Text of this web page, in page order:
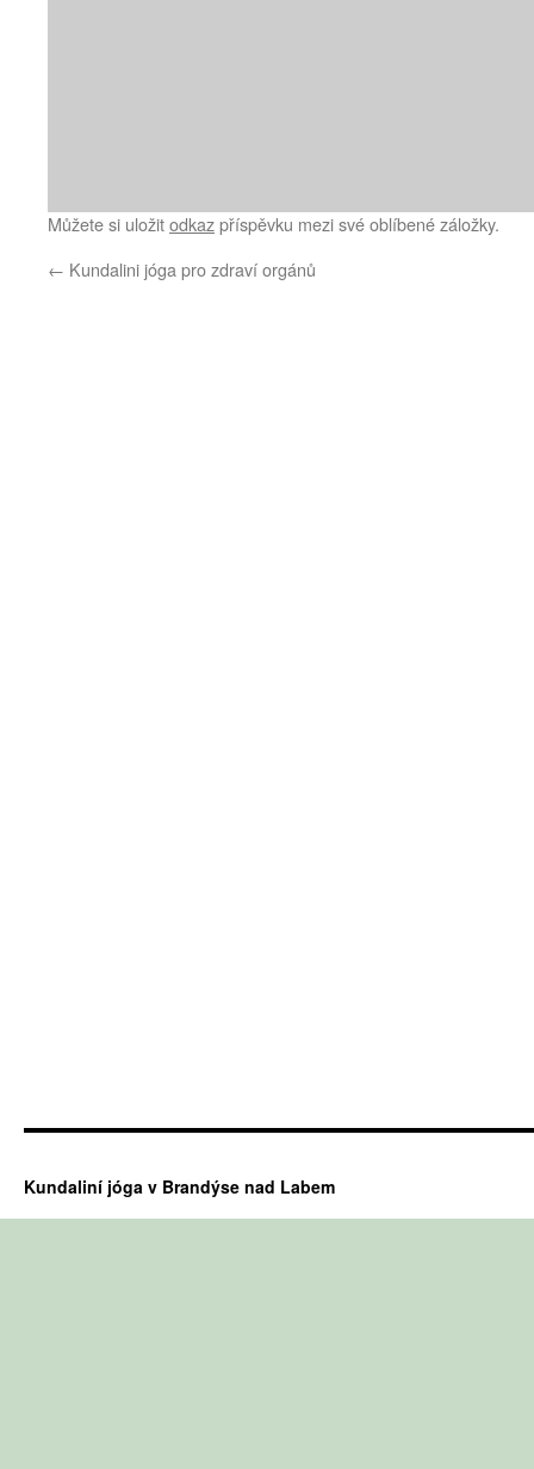
Můžete si uložitodkazpříspěvku mezi své oblíbené záložky.
← Kundalini jóga pro zdraví orgánů
Kundaliní jóga v Brandýse nad Labem